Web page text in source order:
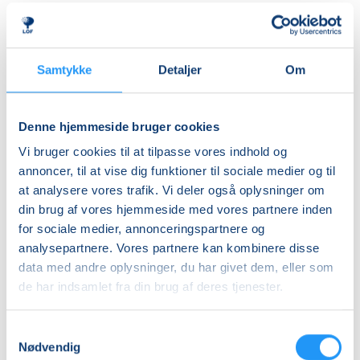
Samtykke Detaljer Om
Denne hjemmeside bruger cookies
Vi bruger cookies til at tilpasse vores indhold og
annoncer, til at vise dig funktioner til sociale medier og til
at analysere vores trafik. Vi deler også oplysninger om
din brug af vores hjemmeside med vores partnere inden
for sociale medier, annonceringspartnere og
analysepartnere. Vores partnere kan kombinere disse
data med andre oplysninger, du har givet dem, eller som
de har indsamlet fra din brug af deres tjenester.
Nødvendig
Undervisningen foregår i ”Indsøen”, hvor vandet er
cirka 32 grader varmt.
Børn er forskellige og udvikler sig i forskellige tempi,
vejledende. Hvis dit barn fx er forsigtigt anlagt eller
virker utryg ved vand, er det en god idé at tænke lidt
nedad i fht. aldersrammen. Hvis barnet derimod er
motorisk langt fremme, frisk på nye udfordringer og
måske endda allerede vandtilvænnet, kan det være
en god idé at tænke lidt opad i fht. aldersrammen.
Holdene er små, så der er god mulighed for at tage
individuelle hensyn undervejs.
Tilmeldingen gælder en voksen med et barn og det er
Ledig-KBH
Ledig-FRB
DKK 923,00
DKK 907,00
Studerende-FRB
DKK 923,00
Unge (18-25 år)-KBH
DKK 907,00
Info
903470